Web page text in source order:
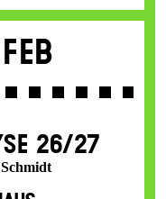
26/27